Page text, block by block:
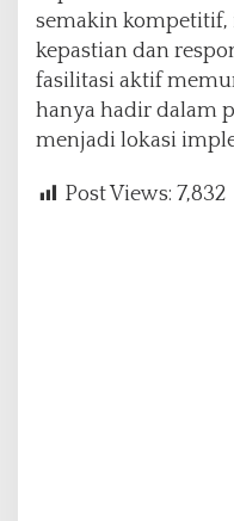
semakin
kepastian dan
fasilitasi aktif
hanya hadir dalam
menjadi lokasi
Post Views: 7,832